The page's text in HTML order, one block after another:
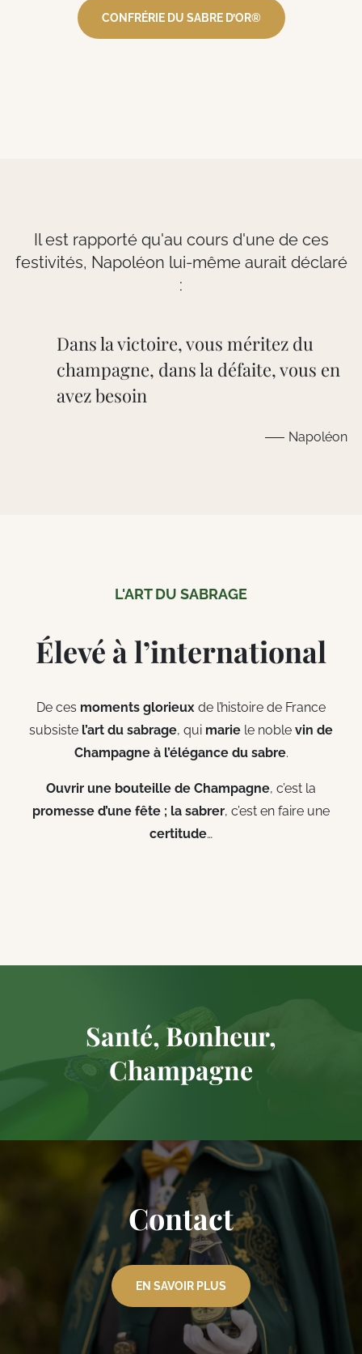
CONFRÉRIE DU SABRE D’OR®
Il est rapporté qu'au cours d'une de ces
festivités, Napoléon lui-même aurait déclaré
:
Dans la victoire, vous méritez du
champagne, dans la défaite, vous en
avez besoin
Napoléon
L'ART DU SABRAGE
Élevé à l’international
De ces moments glorieux de l’histoire de France
subsiste l’art du sabrage, qui marie le noble vin de
Champagne à l’élégance du sabre.
Ouvrir une bouteille de Champagne, c’est la
promesse d’une fête ; la sabrer, c’est en faire une
certitude…
Santé, Bonheur,
Champagne
Contact
EN SAVOIR PLUS